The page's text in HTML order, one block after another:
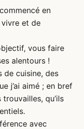
en
vivre et de
vous faire
alentours !
de cuisine, des
j’ai aimé ; en bref
qu’ils
avec